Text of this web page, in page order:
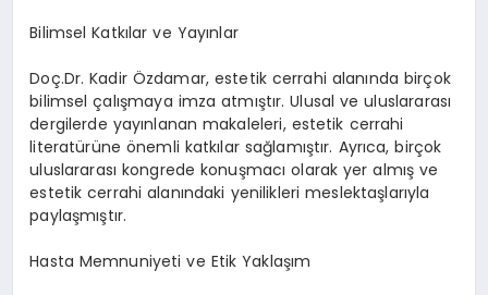
Bilimsel Katkılar ve Yayınlar
Doç.Dr. Kadir Özdamar, estetik cerrahi alanında birçok
bilimsel çalışmaya imza atmıştır. Ulusal ve uluslararası
dergilerde yayınlanan makaleleri, estetik cerrahi
literatürüne önemli katkılar sağlamıştır. Ayrıca, birçok
uluslararası kongrede konuşmacı olarak yer almış ve
estetik cerrahi alanındaki yenilikleri meslektaşlarıyla
paylaşmıştır.
Hasta Memnuniyeti ve Etik Yaklaşım